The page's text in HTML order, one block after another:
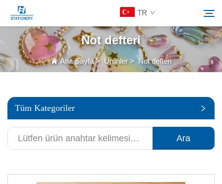
TR
Ürünler
Özelleştirilmiş Çözümler
Kaynaklar
Bize Ulaşın
Ara
Not defteri
Ana Sayfa> Ürünler>Not defteri
Tüm Kategoriler
Ara